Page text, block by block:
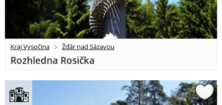
Kraj Vysočina Žďár nad Sázavou
Rozhledna Rosička